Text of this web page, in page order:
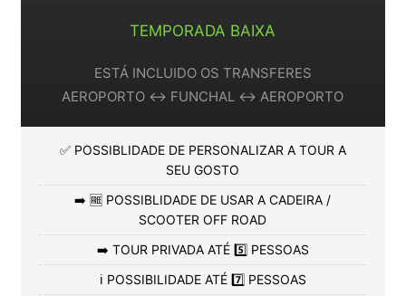
TEMPORADA BAIXA
ESTÁ INCLUIDO OS TRANSFERES
AEROPORTO ↔️ FUNCHAL ↔️ AEROPORTO
✅ POSSIBLIDADE DE PERSONALIZAR A TOUR A
SEU GOSTO
➡️ 🆓 POSSIBLIDADE DE USAR A CADEIRA /
SCOOTER OFF ROAD
➡️ TOUR PRIVADA ATÉ 5️⃣ PESSOAS
ℹ️ POSSIBILIDADE ATÉ 7️⃣ PESSOAS